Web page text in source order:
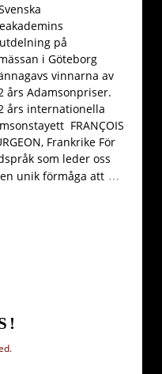
på
i Göteborg
vinnarna av
års Adamsonpriser.
års internationella
FRANÇOIS
Frankrike För
som leder oss
unik förmåga att …